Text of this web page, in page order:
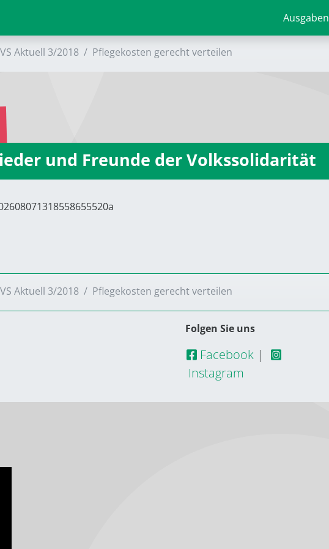
Ausgaben
VS Aktuell 3/2018 Pflegekosten gerecht verteilen
und Freunde der Volkssolidarität
VS Aktuell 3/2018 Pflegekosten gerecht verteilen
Folgen Sie uns
Facebook |
Instagram